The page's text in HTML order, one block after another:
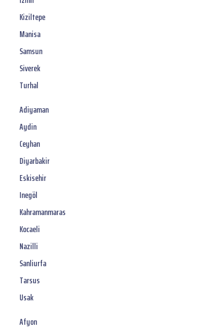
Kiziltepe
Manisa
Samsun
Siverek
Turhal
Adiyaman
Aydin
Ceyhan
Diyarbakir
Eskisehir
Inegöl
Kahramanmaras
Kocaeli
Nazilli
Sanliurfa
Tarsus
Usak
Afyon